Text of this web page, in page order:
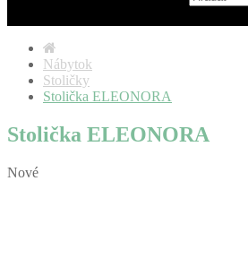
Nábytok
Stoličky
Stolička ELEONORA
Stolička ELEONORA
Nové